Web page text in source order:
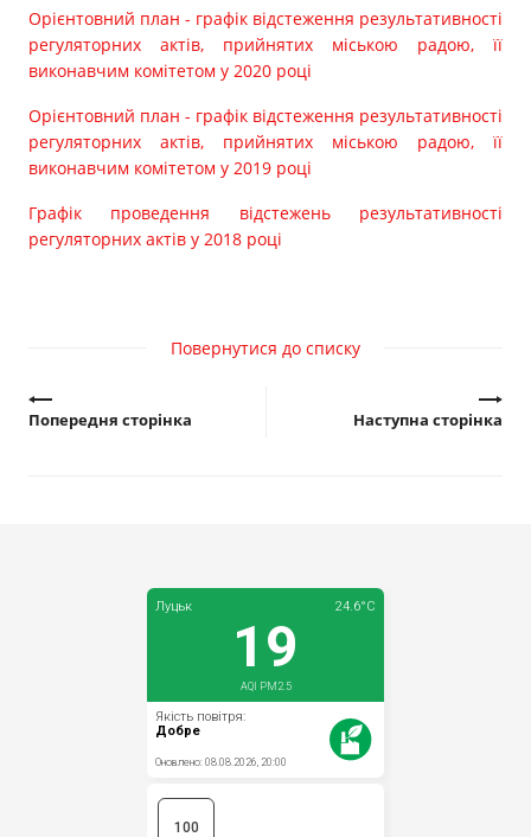
Орієнтовний план - графік відстеження результативності
регуляторних актів, прийнятих міською радою, її
виконавчим комітетом у 2020 році
Орієнтовний план - графік відстеження результативності
регуляторних актів, прийнятих міською радою, її
виконавчим комітетом у 2019 році
Графік проведення відстежень результативності
регуляторних актів у 2018 році
Повернутися до списку
Попередня сторінка Наступна сторінка